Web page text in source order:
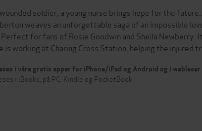
soldier, a young nurse brings hope for the
weaves an unforgettable saga of an impossible
Perfect for fans of Rosie Goodwin and Sheila Newberry.
is working at Charing Cross Station, helping the injured
i våre gratis apper for iPhone/iPad og Android og i
i iBooks, på PC, Kindle og PocketBook